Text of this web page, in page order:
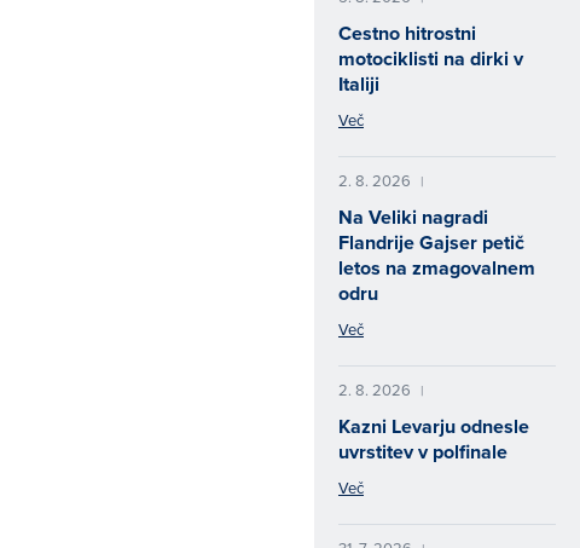
Cestno hitrostni
motociklisti na dirki v
Italiji
Več
2. 8. 2026 |
Na Veliki nagradi
Flandrije Gajser petič
letos na zmagovalnem
odru
Več
2. 8. 2026 |
Kazni Levarju odnesle
uvrstitev v polfinale
Več